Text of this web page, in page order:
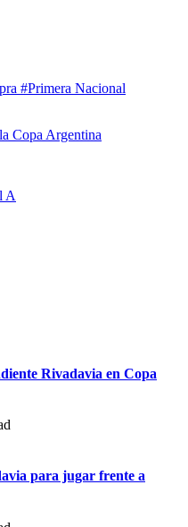
#Primera Nacional
Copa Argentina
A
Rivadavia en Copa
para jugar frente a